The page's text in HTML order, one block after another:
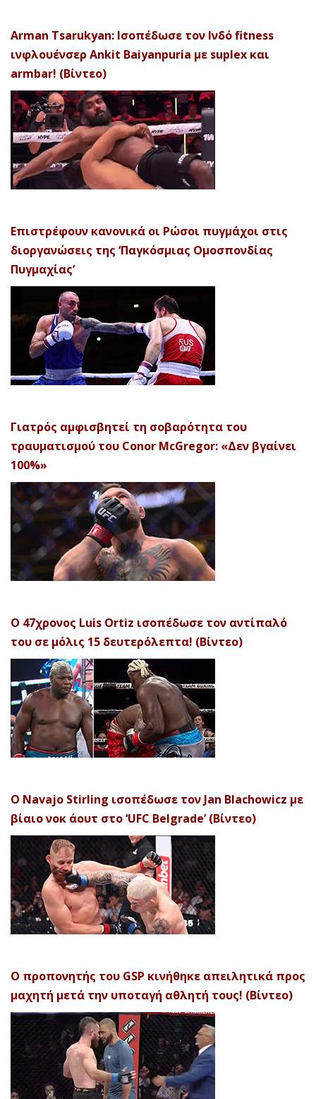
Arman Tsarukyan: Ισοπέδωσε τον Ινδό fitness
ινφλουένσερ Ankit Baiyanpuria με suplex και
armbar! (Βίντεο)
Επιστρέφουν κανονικά οι Ρώσοι πυγμάχοι στις
διοργανώσεις της ‘Παγκόσμιας Ομοσπονδίας
Πυγμαχίας’
Γιατρός αμφισβητεί τη σοβαρότητα του
τραυματισμού του Conor McGregor: «Δεν βγαίνει
100%»
Ο 47χρονος Luis Ortiz ισοπέδωσε τον αντίπαλό
του σε μόλις 15 δευτερόλεπτα! (Βίντεο)
Ο Navajo Stirling ισοπέδωσε τον Jan Blachowicz με
βίαιο νοκ άουτ στο ‘UFC Belgrade’ (Βίντεο)
Ο προπονητής του GSP κινήθηκε απειλητικά προς
μαχητή μετά την υποταγή αθλητή τους! (Βίντεο)